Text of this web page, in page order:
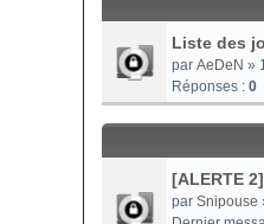
Liste des
par AeDeN »
Réponses : 0
[ALERTE
par Snipouse